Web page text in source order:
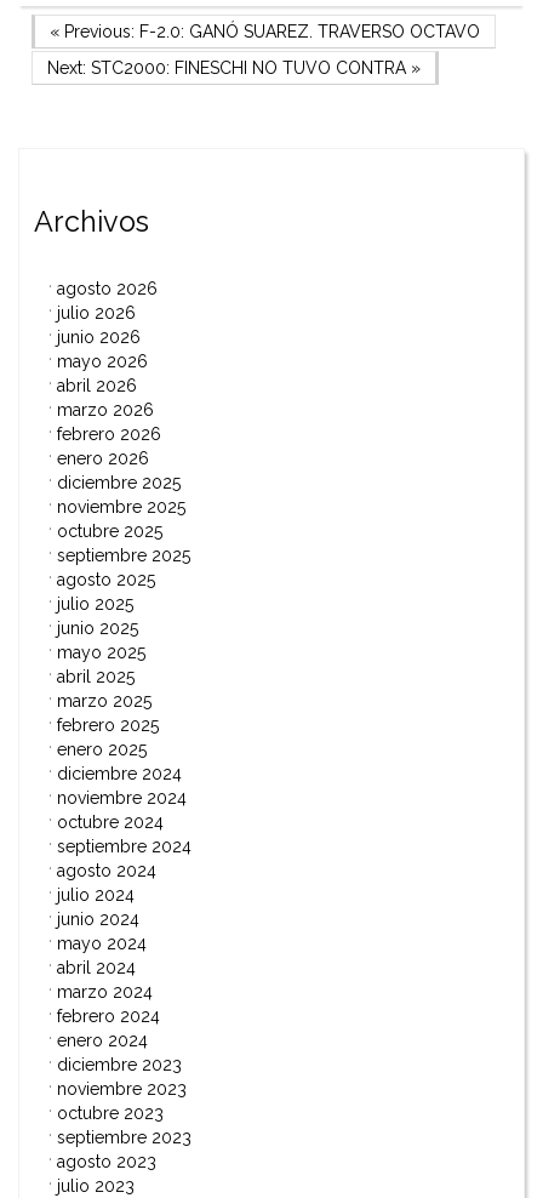
Navegación
de
Previous Post
« Previous: F-2.0: GANÓ SUAREZ. TRAVERSO OCTAVO
Next Post
Next: STC2000: FINESCHI NO TUVO CONTRA»
Archivos
agosto 2026
julio 2026
junio 2026
mayo 2026
abril 2026
marzo 2026
febrero 2026
enero 2026
diciembre 2025
noviembre 2025
octubre 2025
septiembre 2025
agosto 2025
julio 2025
junio 2025
mayo 2025
abril 2025
marzo 2025
febrero 2025
enero 2025
diciembre 2024
noviembre 2024
octubre 2024
septiembre 2024
agosto 2024
julio 2024
junio 2024
mayo 2024
abril 2024
marzo 2024
febrero 2024
enero 2024
diciembre 2023
noviembre 2023
octubre 2023
septiembre 2023
agosto 2023
julio 2023